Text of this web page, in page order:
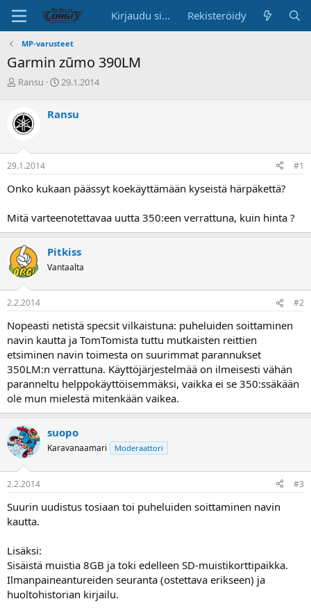
Kirjaudu sisään Rekisteröidy
MP-varusteet
Garmin zūmo 390LM
K
k
u
t
e
u
a
l
o
i
t
t
a
j
Ransu
A
i
s
i
ä
29.1.2014
Ransu
29.1.2014 #1
Onko kukaan päässyt koekäyttämään kyseistä härpäkettä?
Mitä varteenotettavaa uutta 350:een verrattuna, kuin hinta ?
Pitkiss
Vantaalta
2.2.2014 #2
Nopeasti netistä specsit vilkaistuna: puheluiden soittaminen
navin kautta ja TomTomista tuttu mutkaisten reittien
etsiminen navin toimesta on suurimmat parannukset
350LM:n verrattuna. Käyttöjärjestelmää on ilmeisesti vähän
paranneltu helppokäyttöisemmäksi, vaikka ei se 350:ssäkään
ole mun mielestä mitenkään vaikea.
suopo
Karavanaamari Moderaattori
2.2.2014 #3
Suurin uudistus tosiaan toi puheluiden soittaminen navin
kautta.
Lisäksi:
Sisäistä muistia 8GB ja toki edelleen SD-muistikorttipaikka.
Ilmanpaineantureiden seuranta (ostettava erikseen) ja
huoltohistorian kirjailu.